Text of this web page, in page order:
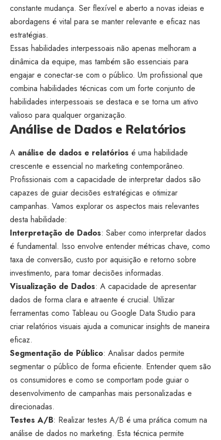
constante mudança. Ser flexível e aberto a novas ideias e
abordagens é vital para se manter relevante e eficaz nas
estratégias.
Essas habilidades interpessoais não apenas melhoram a
dinâmica da equipe, mas também são essenciais para
engajar e conectar-se com o público. Um profissional que
combina habilidades técnicas com um forte conjunto de
habilidades interpessoais se destaca e se torna um ativo
valioso para qualquer organização.
Análise de Dados e Relatórios
A análise de dados e relatórios é uma habilidade
crescente e essencial no marketing contemporâneo.
Profissionais com a capacidade de interpretar dados são
capazes de guiar decisões estratégicas e otimizar
campanhas. Vamos explorar os aspectos mais relevantes
desta habilidade:
Interpretação de Dados: Saber como interpretar dados
é fundamental. Isso envolve entender métricas chave, como
taxa de conversão, custo por aquisição e retorno sobre
investimento, para tomar decisões informadas.
Visualização de Dados: A capacidade de apresentar
dados de forma clara e atraente é crucial. Utilizar
ferramentas como Tableau ou Google Data Studio para
criar relatórios visuais ajuda a comunicar insights de maneira
eficaz.
Segmentação de Público: Analisar dados permite
segmentar o público de forma eficiente. Entender quem são
os consumidores e como se comportam pode guiar o
desenvolvimento de campanhas mais personalizadas e
direcionadas.
Testes A/B: Realizar testes A/B é uma prática comum na
análise de dados no marketing. Esta técnica permite